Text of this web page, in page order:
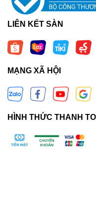
LIÊN KẾT SÀN
MẠNG XÃ HỘI
HÌNH THỨC THANH